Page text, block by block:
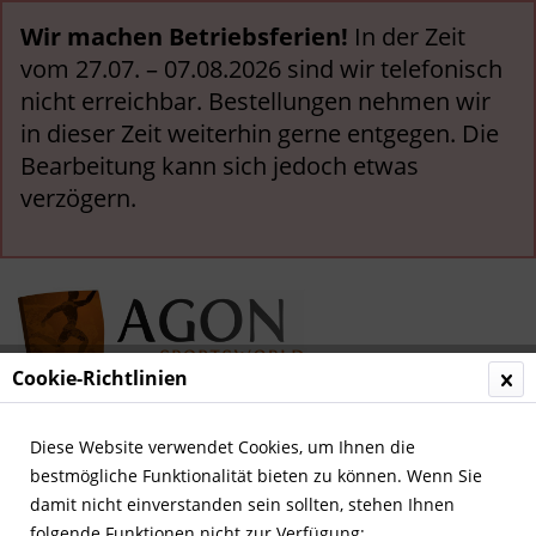
Wir machen Betriebsferien! In der Zeit
vom 27.07. – 07.08.2026 sind wir telefonisch
nicht erreichbar. Bestellungen nehmen wir
in dieser Zeit weiterhin gerne entgegen. Die
Bearbeitung kann sich jedoch etwas
verzögern.
Menü
Übersicht Olympia 1940-1968
Cookie-Richtlinien
Diese Website verwendet Cookies, um Ihnen die
bestmögliche Funktionalität bieten zu können. Wenn Sie
damit nicht einverstanden sein sollten, stehen Ihnen